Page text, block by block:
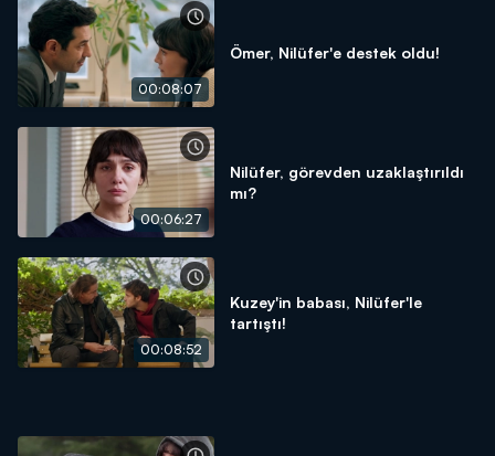
00:08:07
Ömer, Nilüfer'e destek oldu!
00:06:27
Nilüfer, görevden uzaklaştırıldı
mı?
00:08:52
Kuzey'in babası, Nilüfer'le
tartıştı!